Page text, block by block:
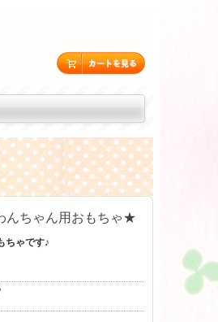
んちゃん用おもちゃ★
ちゃです♪